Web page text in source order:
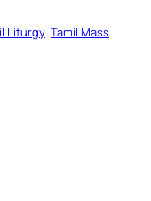
Liturgy Tamil Mass